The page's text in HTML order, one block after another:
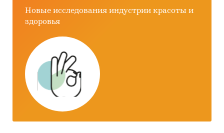
Новые исследования индустрии красоты и
здоровья